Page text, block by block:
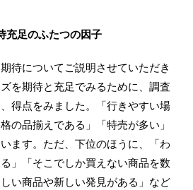
充足のふたつの因子
待についてご説明させていただき
を期待と充足でみるために、調査
得点をみました。「行きやすい場
の品揃えである」「特売が多い」
ます。ただ、下位のほうに、「わ
」「そこでしか買えない商品を数
い商品や新しい発見がある」など